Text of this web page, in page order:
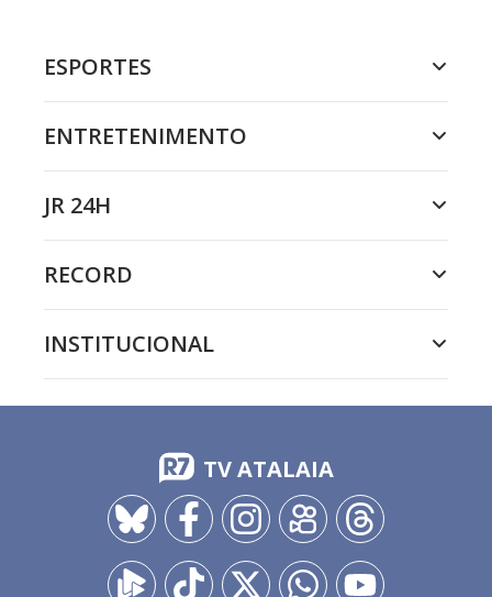
ESPORTES
ENTRETENIMENTO
JR 24H
RECORD
INSTITUCIONAL
TV ATALAIA